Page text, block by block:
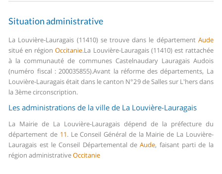
Situation administrative
La Louvière-Lauragais (11410) se trouve dans le département Aude
situé en régionOccitanie.La Louvière-Lauragais (11410) est rattachée
à la communauté de communes Castelnaudary Lauragais Audois
(numéro fiscal : 200035855).Avant la réforme des départements, La
Louvière-Lauragais était dans le canton N°29 de Salles sur L'hers dans
la 3ème circonscription.
Les administrations de la ville de La Louvière-Lauragais
La Mairie de La Louvière-Lauragais dépend de la préfecture du
département de 11.Le Conseil Général de la Mairie de La Louvière-
Lauragais est le Conseil Départemental deAude, faisant parti de la
région administrativeOccitanie